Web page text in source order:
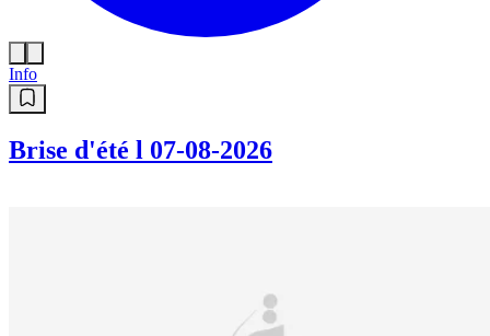
Info
Brise d'été l 07-08-2026